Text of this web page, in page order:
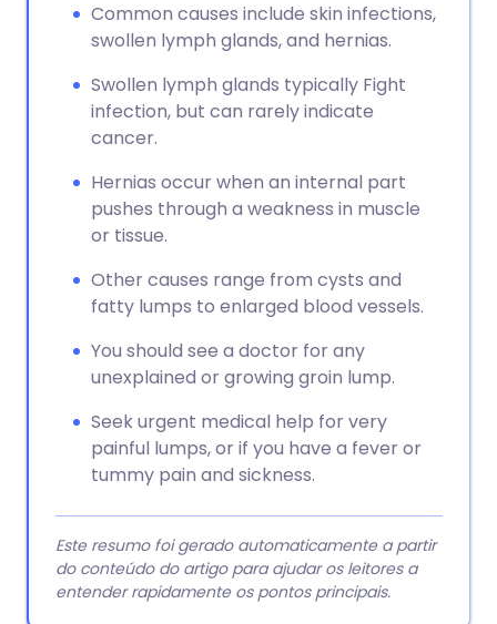
Common causes include skin infections,
swollen lymph glands, and hernias.
Swollen lymph glands typically Fight
infection, but can rarely indicate
cancer.
Hernias occur when an internal part
pushes through a weakness in muscle
or tissue.
Other causes range from cysts and
fatty lumps to enlarged blood vessels.
You should see a doctor for any
unexplained or growing groin lump.
Seek urgent medical help for very
painful lumps, or if you have a fever or
tummy pain and sickness.
Este resumo foi gerado automaticamente a partir
do conteúdo do artigo para ajudar os leitores a
entender rapidamente os pontos principais.